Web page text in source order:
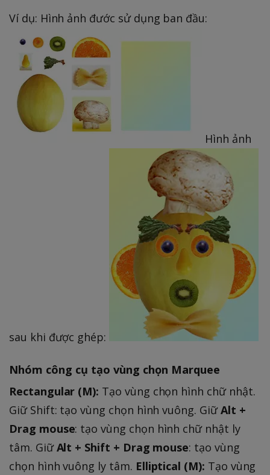
Ví dụ: Hình ảnh đước sử dụng ban đầu:
Hình ảnh
sau khi được ghép:
Nhóm công cụ tạo vùng chọn Marquee
Rectangular (M): Tạo vùng chọn hình chữ nhật.
Giữ Shift: tạo vùng chọn hình vuông. GiữAlt +
Drag mouse: tạo vùng chọn hình chữ nhật ly
tâm. GiữAlt + Shift + Drag mouse: tạo vùng
chọn hình vuông ly tâm. Elliptical (M): Tạo vùng